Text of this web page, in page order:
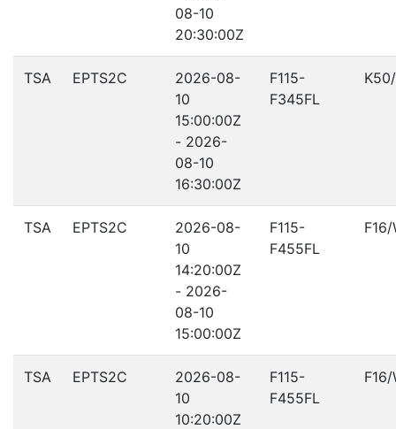
08-10
20:30:00Z
TSA EPTS2C
2026-08-
10
15:00:00Z
- 2026-
08-10
16:30:00Z
F115-
F345FL
TSA EPTS2C
2026-08-
10
14:20:00Z
- 2026-
08-10
15:00:00Z
F115-
F455FL
F16/
TSA EPTS2C
2026-08-
10
10:20:00Z
F115-
F455FL
F16/